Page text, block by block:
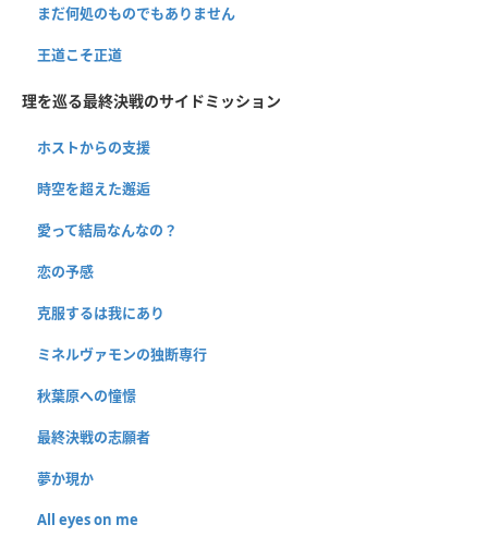
まだ何処のものでもありません
王道こそ正道
理を巡る最終決戦のサイドミッション
ホストからの支援
時空を超えた邂逅
愛って結局なんなの？
恋の予感
克服するは我にあり
ミネルヴァモンの独断専行
秋葉原への憧憬
最終決戦の志願者
夢か現か
All eyes on me